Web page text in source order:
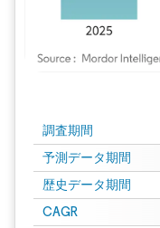
調査期間
予測データ期間
歴史データ期間
CAGR